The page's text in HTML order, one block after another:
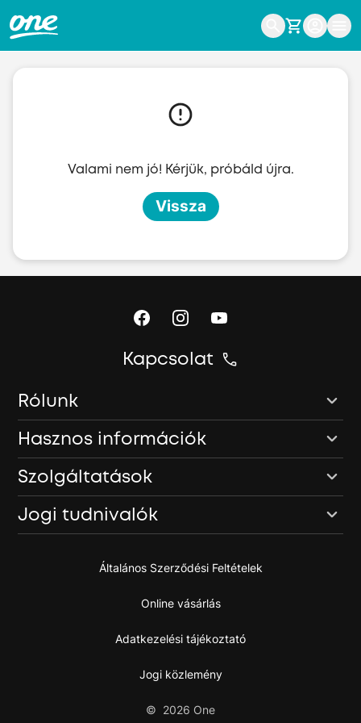
Valami nem jó! Kérjük, próbáld újra.
Vissza
Kapcsolat
Rólunk
Hasznos információk
Szolgáltatások
Jogi tudnivalók
Általános Szerződési Feltételek
Online vásárlás
Adatkezelési tájékoztató
Jogi közlemény
© 2026 One